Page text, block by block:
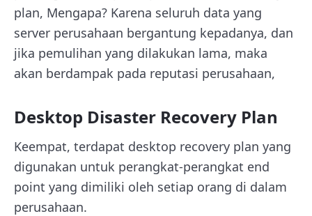
plan, Mengapa? Karena seluruh data yang
server perusahaan bergantung kepadanya, dan
jika pemulihan yang dilakukan lama, maka
akan berdampak pada reputasi perusahaan,
Desktop Disaster Recovery Plan
Keempat, terdapat desktop recovery plan yang
digunakan untuk perangkat-perangkat end
point yang dimiliki oleh setiap orang di dalam
perusahaan.